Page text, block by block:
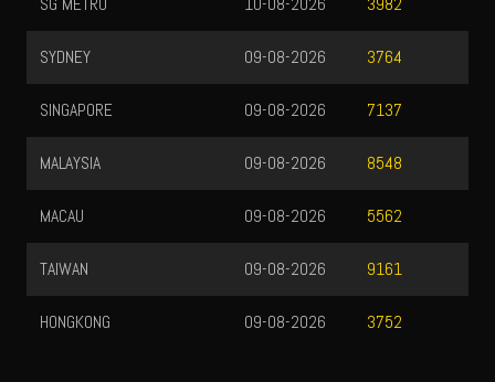
3982
10-08-2026
SYDNEY 3764
09-08-2026
SINGAPORE 7137
09-08-2026
MALAYSIA 8548
09-08-2026
MACAU 5562
09-08-2026
TAIWAN 9161
09-08-2026
HONGKONG 3752
09-08-2026